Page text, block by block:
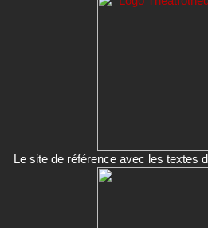
Le site de référence avec les textes